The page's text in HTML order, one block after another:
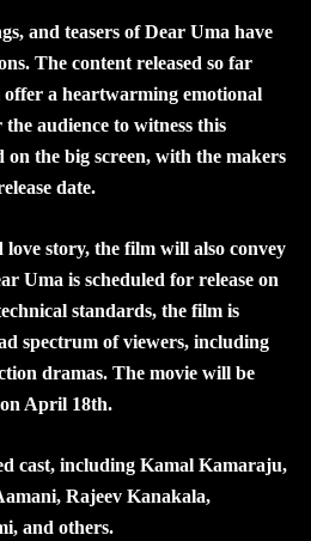
and teasers of Dear Uma have
The content released so far
a heartwarming emotional
audience to witness this
the big screen, with the makers
date.
story, the film will also convey
Uma is scheduled for release on
standards, the film is
spectrum of viewers, including
dramas. The movie will be
on April 18th.
cast, including Kamal Kamaraju,
Rajeev Kanakala,
and others.